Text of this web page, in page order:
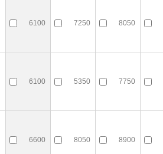
6100 7250 8050
6100 5350 7750
6600 8050 8900